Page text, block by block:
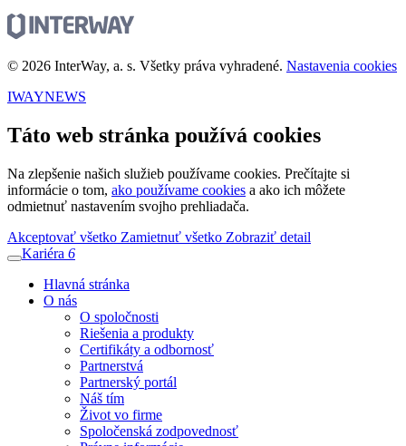
© 2026 InterWay, a. s. Všetky práva vyhradené. Nastavenia cookies
IWAYNEWS
Táto web stránka používá cookies
Na zlepšenie našich služieb používame cookies. Prečítajte si
informácie o tom, ako používame cookies a ako ich môžete
odmietnuť nastavením svojho prehliadača.
Akceptovať všetko Zamietnuť všetko Zobraziť detail
Kariéra 6
Hlavná stránka
O nás
O spoločnosti
Riešenia a produkty
Certifikáty a odbornosť
Partnerstvá
Partnerský portál
Náš tím
Život vo firme
Spoločenská zodpovednosť